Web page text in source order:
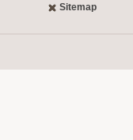
Sitemap